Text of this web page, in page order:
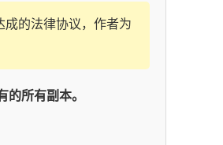
成的法律协议，作者为
所有副本。